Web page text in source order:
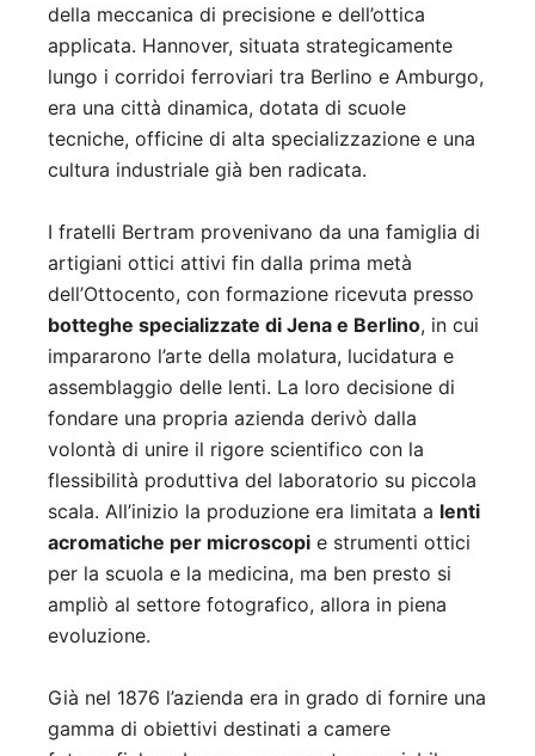
della meccanica di precisione e dell’ottica
applicata. Hannover, situata strategicamente
lungo i corridoi ferroviari tra Berlino e Amburgo,
era una città dinamica, dotata di scuole
tecniche, officine di alta specializzazione e una
cultura industriale già ben radicata.
I fratelli Bertram provenivano da una famiglia di
artigiani ottici attivi fin dalla prima metà
dell’Ottocento, con formazione ricevuta presso
botteghe specializzate di Jena e Berlino, in cui
impararono l’arte della molatura, lucidatura e
assemblaggio delle lenti. La loro decisione di
fondare una propria azienda derivò dalla
volontà di unire il rigore scientifico con la
flessibilità produttiva del laboratorio su piccola
scala. All’inizio la produzione era limitata a lenti
acromatiche per microscopi e strumenti ottici
per la scuola e la medicina, ma ben presto si
ampliò al settore fotografico, allora in piena
evoluzione.
Già nel 1876 l’azienda era in grado di fornire una
gamma di obiettivi destinati a camere